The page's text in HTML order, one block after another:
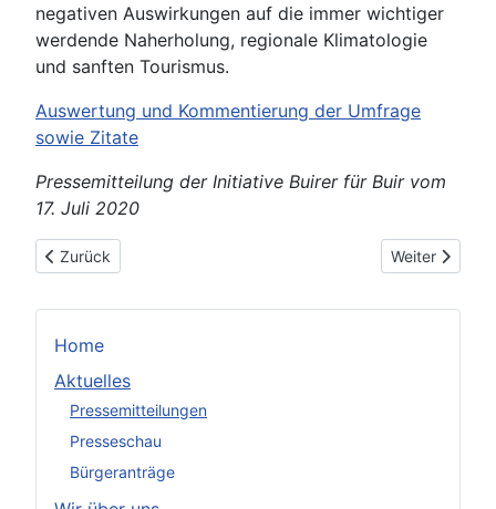
Home
Aktuelles
Pressemitteilungen
Presseschau
Bürgeranträge
negativen Auswirkungen auf die immer wichtiger
werdende Naherholung, regionale Klimatologie
und sanften Tourismus.
Auswertung und Kommentierung der Umfrage
sowie Zitate
Pressemitteilung der Initiative Buirer für Buir vom
17. Juli 2020
Vorheriger Beitrag: Klimagerechte Zukunft für das Rheinland
Zurück Nächster
Weiter